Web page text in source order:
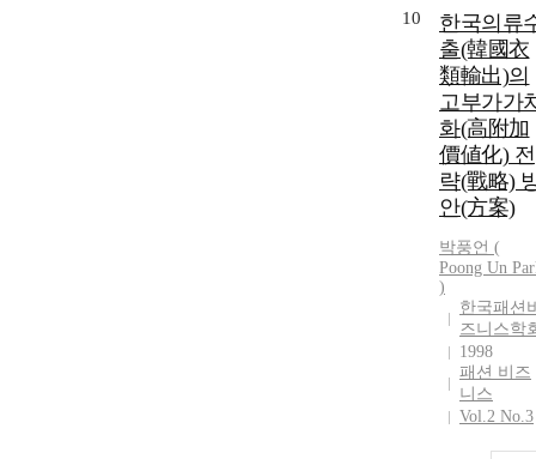
10
한국의류
출(韓國衣
類輸出)의
고부가가
화(高附加
價値化) 전
략(戰略)
안(方案)
박풍언 (
Poong Un
)
한국패션
즈니스학
1998
패션 비즈
니스
Vol.2 No.3